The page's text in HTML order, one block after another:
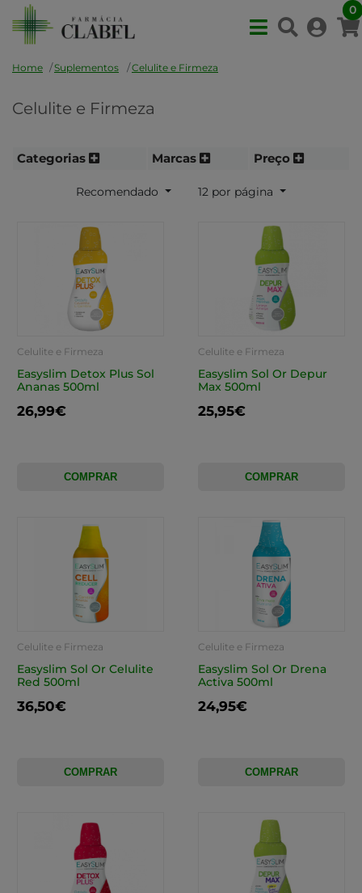
0
Home Suplementos Celulite e Firmeza
Celulite e Firmeza
Categorias Marcas Preço
Recomendado 12 por página
Celulite e Firmeza
Easyslim Detox Plus Sol
Ananas 500ml
26,99€
COMPRAR
Celulite e Firmeza
Easyslim Sol Or Depur
Max 500ml
25,95€
COMPRAR
Celulite e Firmeza
Easyslim Sol Or Celulite
Red 500ml
36,50€
COMPRAR
Celulite e Firmeza
Easyslim Sol Or Drena
Activa 500ml
24,95€
COMPRAR